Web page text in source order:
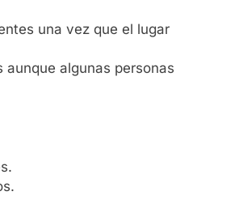
una vez que el lugar
algunas personas